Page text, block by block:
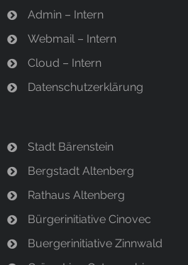
Admin – Intern
Webmail – Intern
Cloud – Intern
Datenschutzerklärung
Stadt Bärenstein
Bergstadt Altenberg
Rathaus Altenberg
Bürgerinitiative Cinovec
Buergerinitiative Zinnwald